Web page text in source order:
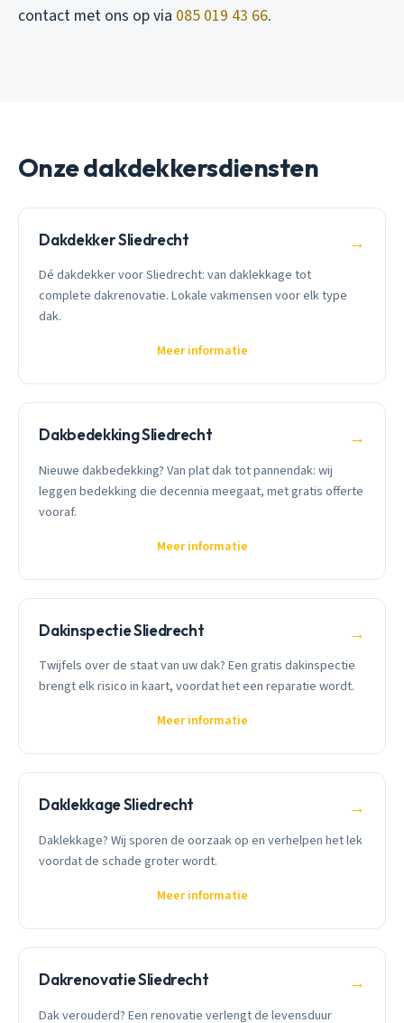
contact met ons op via 085 019 43 66.
Onze dakdekkersdiensten
Dakdekker Sliedrecht →
Dé dakdekker voor Sliedrecht: van daklekkage tot
complete dakrenovatie. Lokale vakmensen voor elk type
dak.
Meer informatie
Dakbedekking Sliedrecht →
Nieuwe dakbedekking? Van plat dak tot pannendak: wij
leggen bedekking die decennia meegaat, met gratis offerte
vooraf.
Meer informatie
Dakinspectie Sliedrecht →
Twijfels over de staat van uw dak? Een gratis dakinspectie
brengt elk risico in kaart, voordat het een reparatie wordt.
Meer informatie
Daklekkage Sliedrecht →
Daklekkage? Wij sporen de oorzaak op en verhelpen het lek
voordat de schade groter wordt.
Meer informatie
Dakrenovatie Sliedrecht →
Dak verouderd? Een renovatie verlengt de levensduur